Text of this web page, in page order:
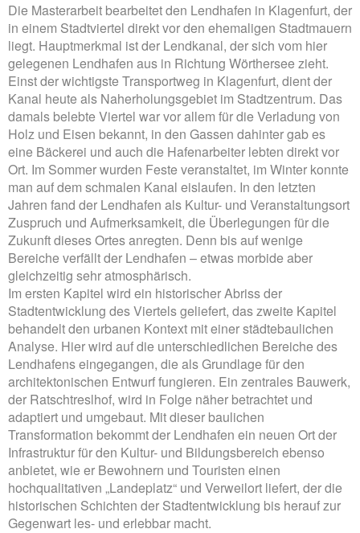
Die Masterarbeit bearbeitet den Lendhafen in Klagenfurt, der
in einem Stadtviertel direkt vor den ehemaligen Stadtmauern
liegt. Hauptmerkmal ist der Lendkanal, der sich vom hier
gelegenen Lendhafen aus in Richtung Wörthersee zieht.
Einst der wichtigste Transportweg in Klagenfurt, dient der
Kanal heute als Naherholungsgebiet im Stadtzentrum. Das
damals belebte Viertel war vor allem für die Verladung von
Holz und Eisen bekannt, in den Gassen dahinter gab es
eine Bäckerei und auch die Hafenarbeiter lebten direkt vor
Ort. Im Sommer wurden Feste veranstaltet, im Winter konnte
man auf dem schmalen Kanal eislaufen. In den letzten
Jahren fand der Lendhafen als Kultur- und Veranstaltungsort
Zuspruch und Aufmerksamkeit, die Überlegungen für die
Zukunft dieses Ortes anregten. Denn bis auf wenige
Bereiche verfällt der Lendhafen – etwas morbide aber
gleichzeitig sehr atmosphärisch.
Im ersten Kapitel wird ein historischer Abriss der
Stadtentwicklung des Viertels geliefert, das zweite Kapitel
behandelt den urbanen Kontext mit einer städtebaulichen
Analyse. Hier wird auf die unterschiedlichen Bereiche des
Lendhafens eingegangen, die als Grundlage für den
architektonischen Entwurf fungieren. Ein zentrales Bauwerk,
der Ratschtreslhof, wird in Folge näher betrachtet und
adaptiert und umgebaut. Mit dieser baulichen
Transformation bekommt der Lendhafen ein neuen Ort der
Infrastruktur für den Kultur- und Bildungsbereich ebenso
anbietet, wie er Bewohnern und Touristen einen
hochqualitativen „Landeplatz“ und Verweilort liefert, der die
historischen Schichten der Stadtentwicklung bis herauf zur
Gegenwart les- und erlebbar macht.